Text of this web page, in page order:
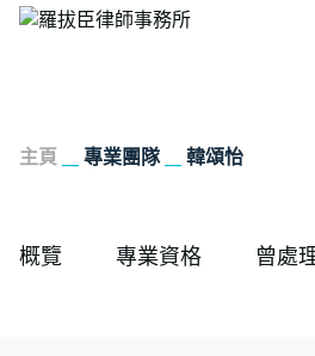
主頁 專業團隊__ 韓頌怡
概覽 專業資格 曾處